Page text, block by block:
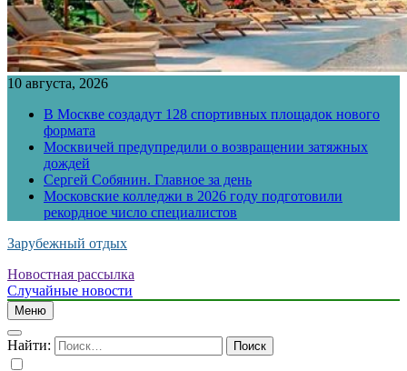
10 августа, 2026
В Москве создадут 128 спортивных площадок нового
формата
Москвичей предупредили о возвращении затяжных
дождей
Сергей Собянин. Главное за день
Московские колледжи в 2026 году подготовили
рекордное число специалистов
Зарубежный отдых
Новостная рассылка
Случайные новости
Меню
Найти: